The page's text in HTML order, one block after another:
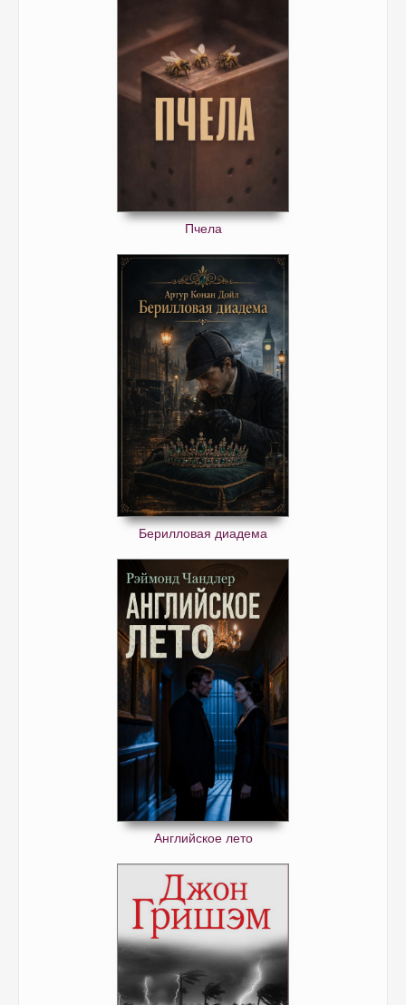
Пчела
Берилловая диадема
Английское лето